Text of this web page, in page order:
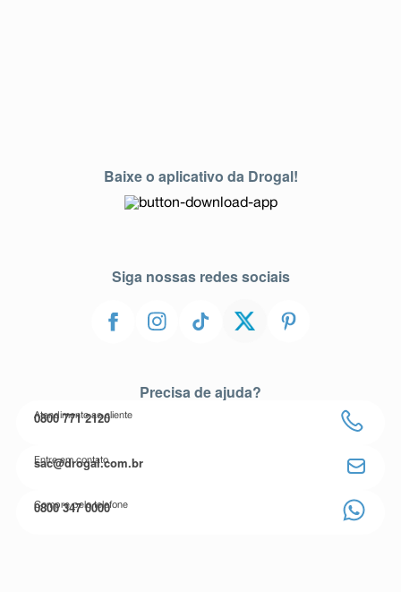
Baixe o aplicativo da Drogal!
Siga nossas redes sociais
Precisa de ajuda?
Atendimento ao cliente
0800 771 2120
Entre em contato
sac@drogal.com.br
Compre pelo telefone
0800 347 0000